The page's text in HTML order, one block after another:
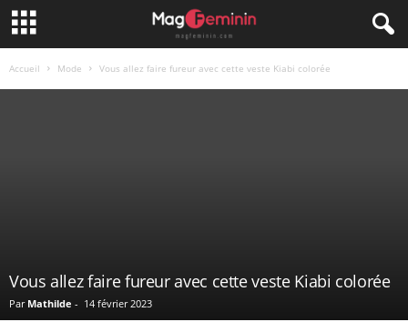
Accueil Mode Vous allez faire fureur avec cette veste Kiabi colorée
Vous allez faire fureur avec cette veste Kiabi colorée
Par Mathilde - 14 février 2023